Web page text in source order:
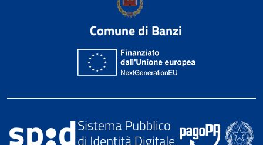
Comune di Banzi